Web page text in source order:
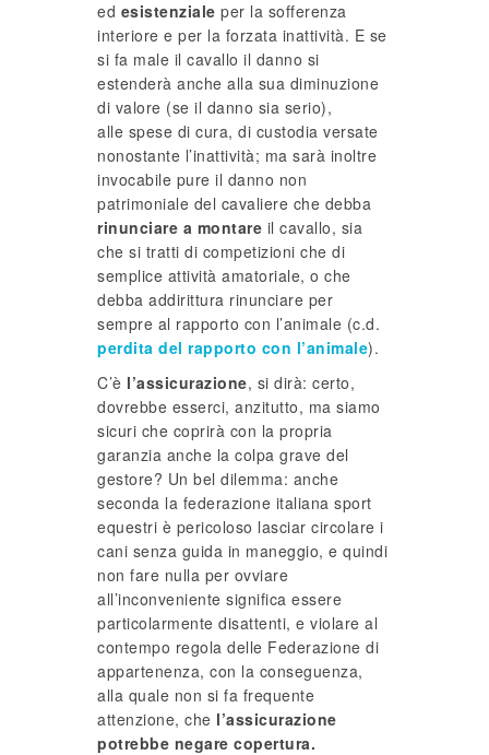
ed esistenziale per la sofferenza
interiore e per la forzata inattività. E se
si fa male il cavallo il danno si
estenderà anche alla sua diminuzione
di valore (se il danno sia serio),
alle spese di cura, di custodia versate
nonostante l’inattività; ma sarà inoltre
invocabile pure il danno non
patrimoniale del cavaliere che debba
rinunciare a montare il cavallo, sia
che si tratti di competizioni che di
semplice attività amatoriale, o che
debba addirittura rinunciare per
sempre al rapporto con l’animale (c.d.
perdita del rapporto con l’animale).
C’è l’assicurazione, si dirà: certo,
dovrebbe esserci, anzitutto, ma siamo
sicuri che coprirà con la propria
garanzia anche la colpa grave del
gestore? Un bel dilemma: anche
seconda la federazione italiana sport
equestri è pericoloso lasciar circolare i
cani senza guida in maneggio, e quindi
non fare nulla per ovviare
all’inconveniente significa essere
particolarmente disattenti, e violare al
contempo regola delle Federazione di
appartenenza, con la conseguenza,
alla quale non si fa frequente
attenzione, che l’assicurazione
potrebbe negare copertura.